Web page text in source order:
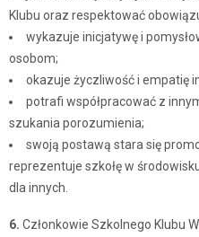
Klubu oraz respektować
wykazuje inicjatywę i
osobom;
okazuje życzliwość i empatię
potrafi współpracować z
szukania porozumienia;
swoją postawą stara się
reprezentuje szkołę w
dla innych.
6. Członkowie Szkolnego Klubu